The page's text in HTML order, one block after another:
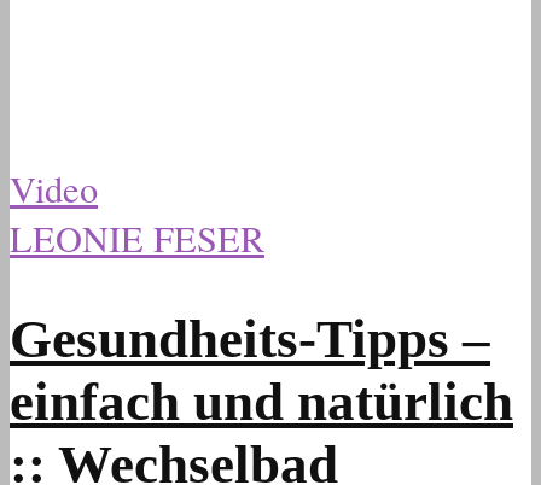
Video
LEONIE FESER
Gesundheits-Tipps –
einfach und natürlich
:: Wechselbad